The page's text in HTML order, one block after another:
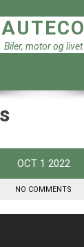
AUTECO
Biler, motor og livet
OCT 1 2022
NO COMMENTS